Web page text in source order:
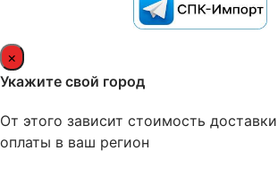
×
Укажите свой город
От этого зависит стоимость
оплаты в ваш регион